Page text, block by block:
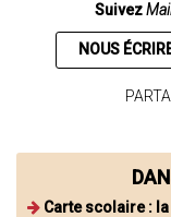
Suivez
NOUS
Carte scolaire :